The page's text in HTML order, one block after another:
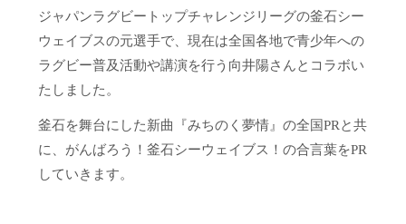
ジャパンラグビートップチャレンジリーグの釜石シー
ウェイブスの元選手で、現在は全国各地で青少年への
ラグビー普及活動や講演を行う向井陽さんとコラボい
たしました。
釜石を舞台にした新曲『みちのく夢情』の全国PRと共
に、がんばろう！釜石シーウェイブス！の合言葉をPR
していきます。